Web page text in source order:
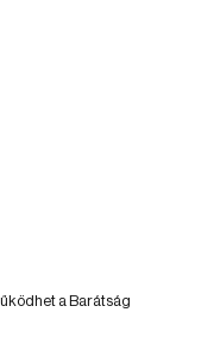
a Barátság